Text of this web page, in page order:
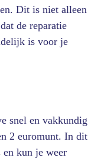
Dit is niet alleen
de reparatie
is voor je
snel en vakkundig
2 euromunt. In dit
en kun je weer